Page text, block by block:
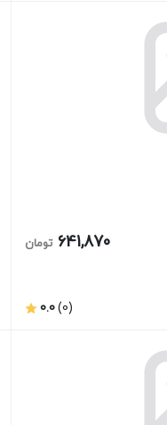
641,870 تومان
0.0(0)